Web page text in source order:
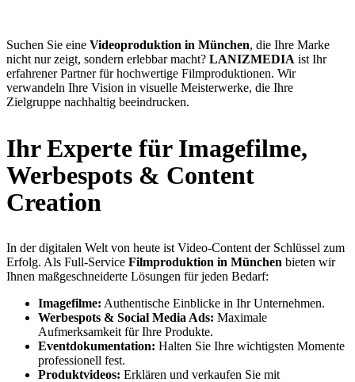
Suchen Sie eine Videoproduktion in München, die Ihre Marke
nicht nur zeigt, sondern erlebbar macht? LANIZMEDIA ist Ihr
erfahrener Partner für hochwertige Filmproduktionen. Wir
verwandeln Ihre Vision in visuelle Meisterwerke, die Ihre
Zielgruppe nachhaltig beeindrucken.
Ihr Experte für Imagefilme,
Werbespots & Content
Creation
In der digitalen Welt von heute ist Video-Content der Schlüssel zum
Erfolg. Als Full-Service Filmproduktion in München bieten wir
Ihnen maßgeschneiderte Lösungen für jeden Bedarf:
Imagefilme: Authentische Einblicke in Ihr Unternehmen.
Werbespots & Social Media Ads: Maximale
Aufmerksamkeit für Ihre Produkte.
Eventdokumentation: Halten Sie Ihre wichtigsten Momente
professionell fest.
Produktvideos: Erklären und verkaufen Sie mit